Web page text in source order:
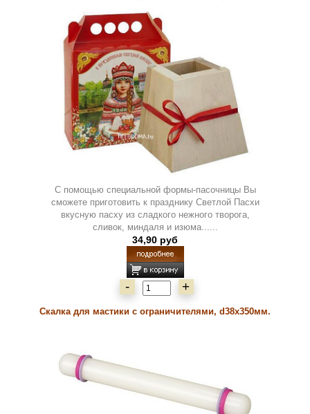
С помощью специальной формы-пасочницы Вы
сможете приготовить к празднику Светлой Пасхи
вкусную пасху из сладкого нежного творога,
сливок, миндаля и изюма......
34,90 руб
- +
Скалка для мастики с ограничителями, d38x350мм.